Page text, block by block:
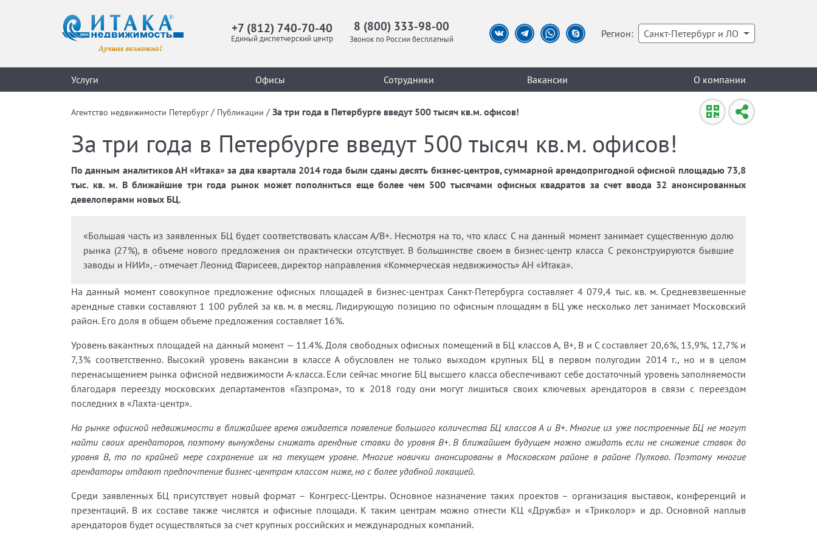
+7 (812) 740-70-40
Единый диспетчерский центр
8 (800) 333-98-00
Звонок по России бесплатный Регион: Санкт-Петербург и ЛО
Услуги Офисы Сотрудники Вакансии О компании
Агентство недвижимости Петербург / Публикации / За три года в Петербурге введут 500 тысяч кв.м. офисов!
За три года в Петербурге введут 500 тысяч кв.м. офисов!
По данным аналитиков АН «Итака» за два квартала 2014 года были сданы десять бизнес-центров, суммарной арендопригодной офисной площадью 73,8
тыс. кв. м. В ближайшие три года рынок может пополниться еще более чем 500 тысячами офисных квадратов за счет ввода 32 анонсированных
девелоперами новых БЦ.
«Большая часть из заявленных БЦ будет соответствовать классам А/В+. Несмотря на то, что класс С на данный момент занимает существенную долю
рынка (27%), в объеме нового предложения он практически отсутствует. В большинстве своем в бизнес-центр класса С реконструируются бывшие
заводы и НИИ», - отмечает Леонид Фарисеев, директор направления «Коммерческая недвижимость» АН «Итака».
На данный момент совокупное предложение офисных площадей в бизнес-центрах Санкт-Петербурга составляет 4 079,4 тыс. кв. м. Средневзвешенные
арендные ставки составляют 1 100 рублей за кв. м. в месяц. Лидирующую позицию по офисным площадям в БЦ уже несколько лет занимает Московский
район. Его доля в общем объеме предложения составляет 16%.
Уровень вакантных площадей на данный момент — 11.4%. Доля свободных офисных помещений в БЦ классов А, В+, В и С составляет 20,6%, 13,9%, 12,7% и
7,3% соответственно. Высокий уровень вакансии в классе А обусловлен не только выходом крупных БЦ в первом полугодии 2014 г., но и в целом
перенасыщением рынка офисной недвижимости А-класса. Если сейчас многие БЦ высшего класса обеспечивают себе достаточный уровень заполняемости
благодаря переезду московских департаментов «Газпрома», то к 2018 году они могут лишиться своих ключевых арендаторов в связи с переездом
последних в «Лахта-центр».
На рынке офисной недвижимости в ближайшее время ожидается появление большого количества БЦ классов А и В+. Многие из уже построенные БЦ не могут
найти своих арендаторов, поэтому вынуждены снижать арендные ставки до уровня В+. В ближайшем будущем можно ожидать если не снижение ставок до
уровня В, то по крайней мере сохранение их на текущем уровне. Многие новички анонсированы в Московском районе в районе Пулково. Поэтому многие
арендаторы отдают предпочтение бизнес-центрам классом ниже, но с более удобной локацией.
Среди заявленных БЦ присутствует новый формат – Конгресс-Центры. Основное назначение таких проектов – организация выставок, конференций и
презентаций. В их составе также числятся и офисные площади. К таким центрам можно отнести КЦ «Дружба» и «Триколор» и др. Основной наплыв
арендаторов будет осуществляться за счет крупных российских и международных компаний.